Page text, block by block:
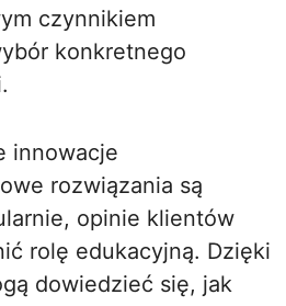
czynnikiem
konkretnego
innowacje
rozwiązania są
opinie klientów
rolę edukacyjną. Dzięki
dowiedzieć się, jak